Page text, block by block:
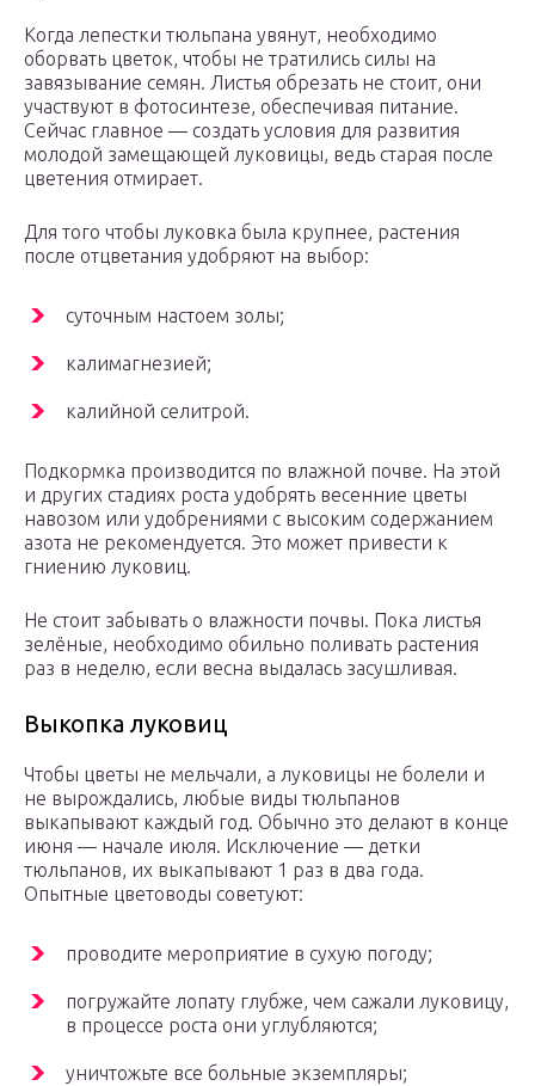
Когда лепестки тюльпана увянут, необходимо
оборвать цветок, чтобы не тратились силы на
завязывание семян. Листья обрезать не стоит, они
участвуют в фотосинтезе, обеспечивая питание.
Сейчас главное — создать условия для развития
молодой замещающей луковицы, ведь старая после
цветения отмирает.
Для того чтобы луковка была крупнее, растения
после отцветания удобряют на выбор:
суточным настоем золы;
калимагнезией;
калийной селитрой.
Подкормка производится по влажной почве. На этой
и других стадиях роста удобрять весенние цветы
навозом или удобрениями с высоким содержанием
азота не рекомендуется. Это может привести к
гниению луковиц.
Не стоит забывать о влажности почвы. Пока листья
зелёные, необходимо обильно поливать растения
раз в неделю, если весна выдалась засушливая.
Выкопка луковиц
Чтобы цветы не мельчали, а луковицы не болели и
не вырождались, любые виды тюльпанов
выкапывают каждый год. Обычно это делают в конце
июня — начале июля. Исключение — детки
тюльпанов, их выкапывают 1 раз в два года.
Опытные цветоводы советуют:
проводите мероприятие в сухую погоду;
погружайте лопату глубже, чем сажали луковицу,
в процессе роста они углубляются;
уничтожьте все больные экземпляры;